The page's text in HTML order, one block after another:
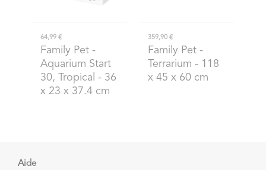
64,99 €
Family Pet -
Aquarium Start
30, Tropical - 36
x 23 x 37.4 cm
359,90 €
Family Pet-
Terrarium - 118
x 45 x 60 cm
Aide